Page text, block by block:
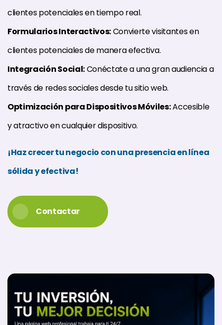
clientes potenciales en tiempo real.
Formularios Interactivos:Convierte visitantes en
clientes potenciales de manera efectiva.
Integración Social:Conéctate a una gran audiencia a
través de redes sociales desde tu sitio web.
Optimización para Dispositivos Móviles:Accesible
y atractivo en cualquier dispositivo.
¡Haz crecer tu negocio con una presencia en línea
sólida y efectiva!
Contactar